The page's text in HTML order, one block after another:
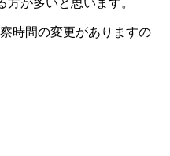
時間の変更がありますの